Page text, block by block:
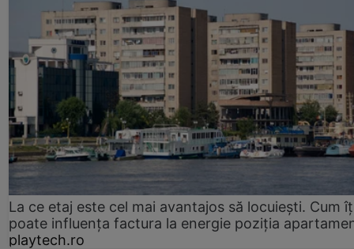
La ce etaj este cel mai avantajos să locuiești. Cum
poate influența factura la energie poziția
playtech.ro